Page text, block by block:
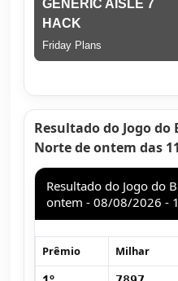
Resultado do Jogo
Norte de ontem das
Resultado do Jogo do
ontem - 08/08/2026 -
Prêmio Milhar